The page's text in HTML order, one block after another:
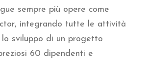
sempre più opere come
integrando tutte le attività
lo sviluppo di un progetto
60 dipendenti e